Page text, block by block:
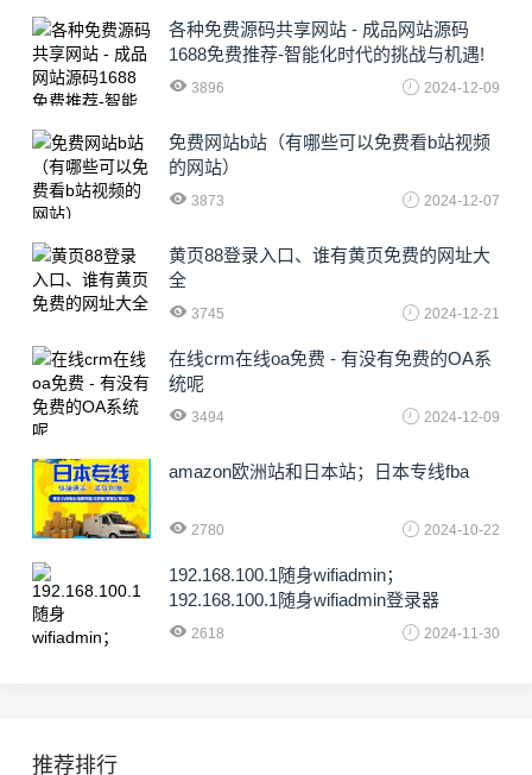
各种免费源码共享网站 - 成品网站源码
1688免费推荐-智能化时代的挑战与机遇!
3896 2024-12-09
免费网站b站（有哪些可以免费看b站视频
的网站）
3873 2024-12-07
黄页88登录入口、谁有黄页免费的网址大
全
3745 2024-12-21
在线crm在线oa免费 - 有没有免费的OA系
统呢
3494 2024-12-09
amazon欧洲站和日本站；日本专线fba
2780 2024-10-22
192.168.100.1随身wifiadmin；
192.168.100.1随身wifiadmin登录器
2618 2024-11-30
推荐排行